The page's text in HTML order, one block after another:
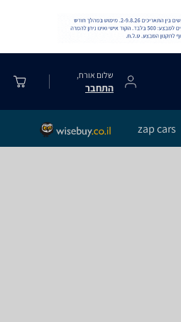
שלום אורח,
התחבר
zap cars